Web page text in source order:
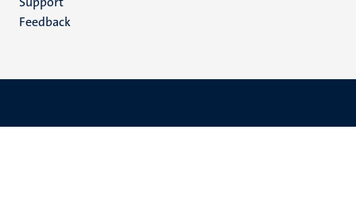
Feedback